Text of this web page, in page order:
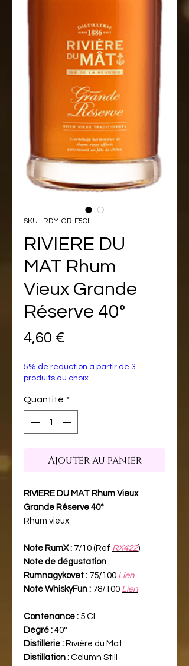
SKU : RDM-GR-E5CL
RIVIERE DU
MAT Rhum
Vieux Grande
Réserve 40°
4,60 €
5% de réduction à partir de 3
produits au choix
Quantité *
Ajouter au panier
RIVIERE DU MAT Rhum Vieux
Grande Réserve 40°
Rhum vieux
Note RumX : 7/10 (Ref RX422)
Note de dégustation
Rumnagykovet : 75/100 Lien
Note WhiskyFun : 78/100 Lien
Contenance : 5 Cl
Degré : 40°
Distillerie : Rivière du Mat
Distillation : Column Still